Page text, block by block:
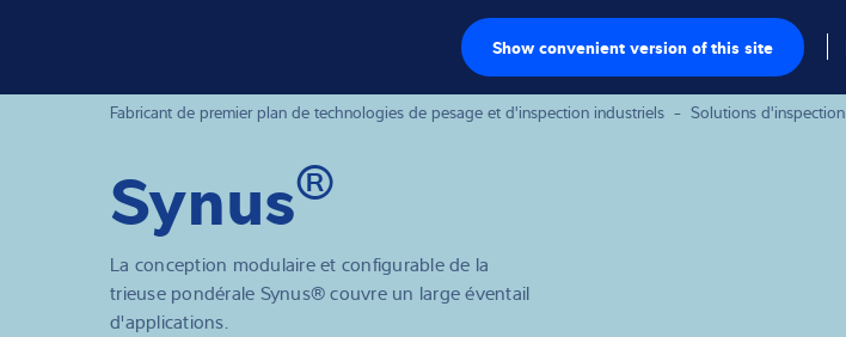
Show convenient version of this site
Capteurs de pesage
Solutions d'inspection
Fabricant de premier plan de technologies de pesage et d'inspection industriels - Solutions d'inspection
Synus®
La conception modulaire et configurable de la
trieuse pondérale Synus® couvre un large éventail
d'applications.